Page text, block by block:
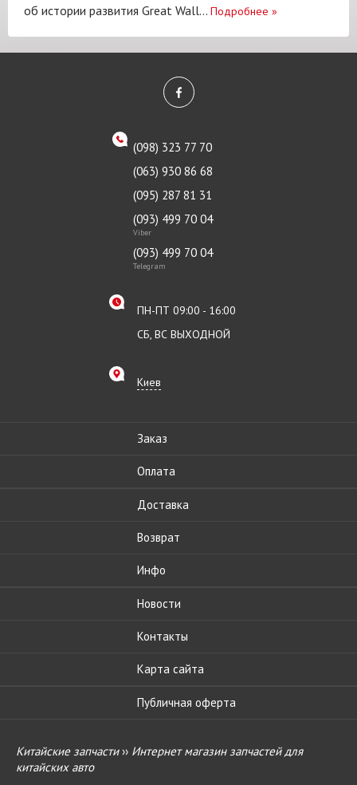
об истории развития Great Wall... Подробнее »
(098) 323 77 70
(063) 930 86 68
(095) 287 81 31
(093) 499 70 04
Viber
(093) 499 70 04
Telegram
ПН-ПТ 09:00 - 16:00
СБ, ВС ВЫХОДНОЙ
Киев
Заказ
Оплата
Доставка
Возврат
Инфо
Новости
Контакты
Карта сайта
Публичная оферта
Китайские запчасти›› Интернет магазин запчастей для
китайских авто